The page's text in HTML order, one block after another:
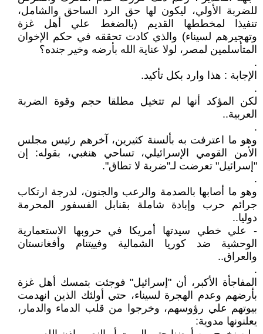
للضربة الأولي، ليكون لها حق الرد الساحق والشامل،
تنفيذا لمخططها القديم (بالضغط علي أهل غزة
وتهجيرهم لسيناء) والذي كادت تحققه في حكم الإخوان
المتأسلمين لمصر، لولا عناية الله بأرضه وخير جنده؟
.
الإجابة : هذا وارد بكل تأكيد.
.
لكن المؤكد أنها لم تتخيل مطلقا حجم وقوة الضربة
العربية..
.
وهو ما اعترفت به بألسنة كثيرين، آخرهم رئيس مجلس
الأمن القومي الإسرائيلي، تساحي هنغبي، بقوله: إن
"إسرائيل" تعرضت لـ"ضربة لا تطاق".
.
وهو ما أصابها بالصدمة والرعب والجنون، لدرجة ارتكاب
جرائم حرب وإبادة شاملة بقنابل الفسفور المحرمة
دوليا..
- علي خطي سيدتها أمريكا في حروبها الاستعمارية
الوحشية ضد كوريا الشمالية وفييتنام وأفغانستان
والعراق..
.
المفاجأة الأكبر، أن "إسرائيل" فوجئت بتمسك أهل غزة
بأرضهم وعدم الهجرة لسيناء، حتي أولئك الذين انهدمت
بيوتهم علي رؤوسهم، وخرجوا من قلب الدماء والدمار،
يعلنونها مدوية: